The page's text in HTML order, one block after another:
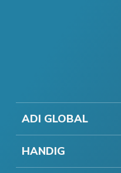
ADI GLOBAL
HANDIG